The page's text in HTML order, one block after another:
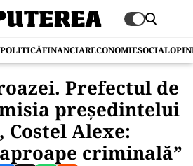
POLITICĂFINANCIARECONOMIESOCIAL
Prefectul de
preşedintelui
Costel Alexe:
criminală”